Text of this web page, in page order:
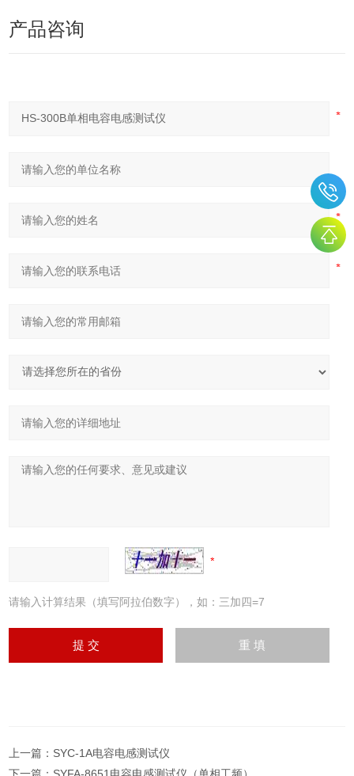
产品咨询
请输入计算结果（填写阿拉伯数字），如：三加四=7
上一篇： SYC-1A电容电感测试仪